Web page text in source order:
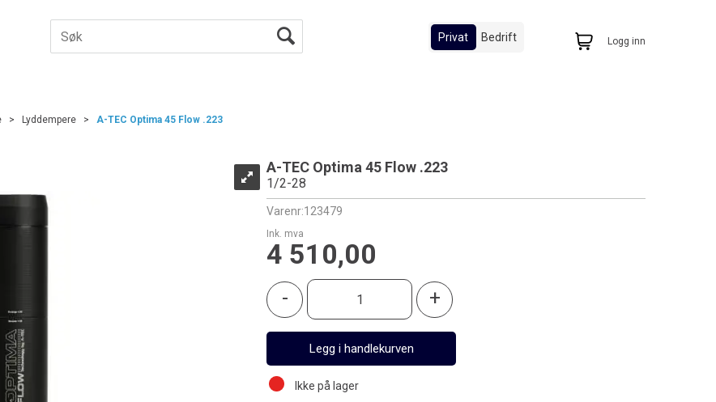
Logg inn
Privat Bedrift
> Lyddempere > A-TEC Optima 45 Flow .223
A-TEC Optima 45 Flow .223
1/2-28
Varenr:123479
Ink. mva
4 510,00
- +
Ikke på lager